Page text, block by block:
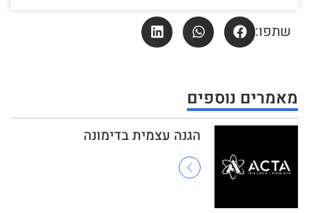
שתפו:
מאמרים נוספים
הגנה עצמית בדימונה